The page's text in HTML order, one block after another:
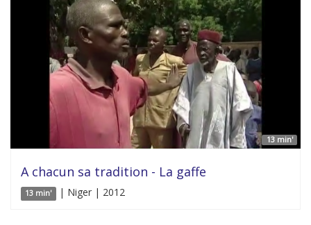
13 min'
A chacun sa tradition - La gaffe
13 min' | Niger | 2012